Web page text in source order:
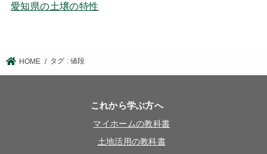
愛知県の土壌の特性
HOME タグ : 値段
これから学ぶ方へ
マイホームの教科書
土地活用の教科書